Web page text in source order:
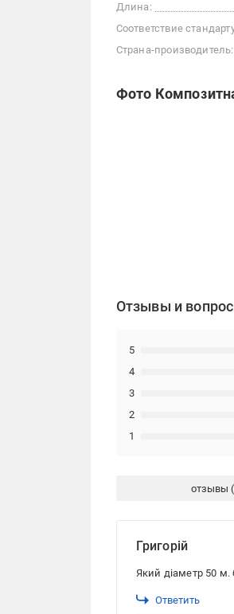
Длина:
Соответствие
Страна-производитель:
Фото
Отзывы и
1
2
3
4
5
отзывы
Григорій
Який діаметр 50 м.
Ответить